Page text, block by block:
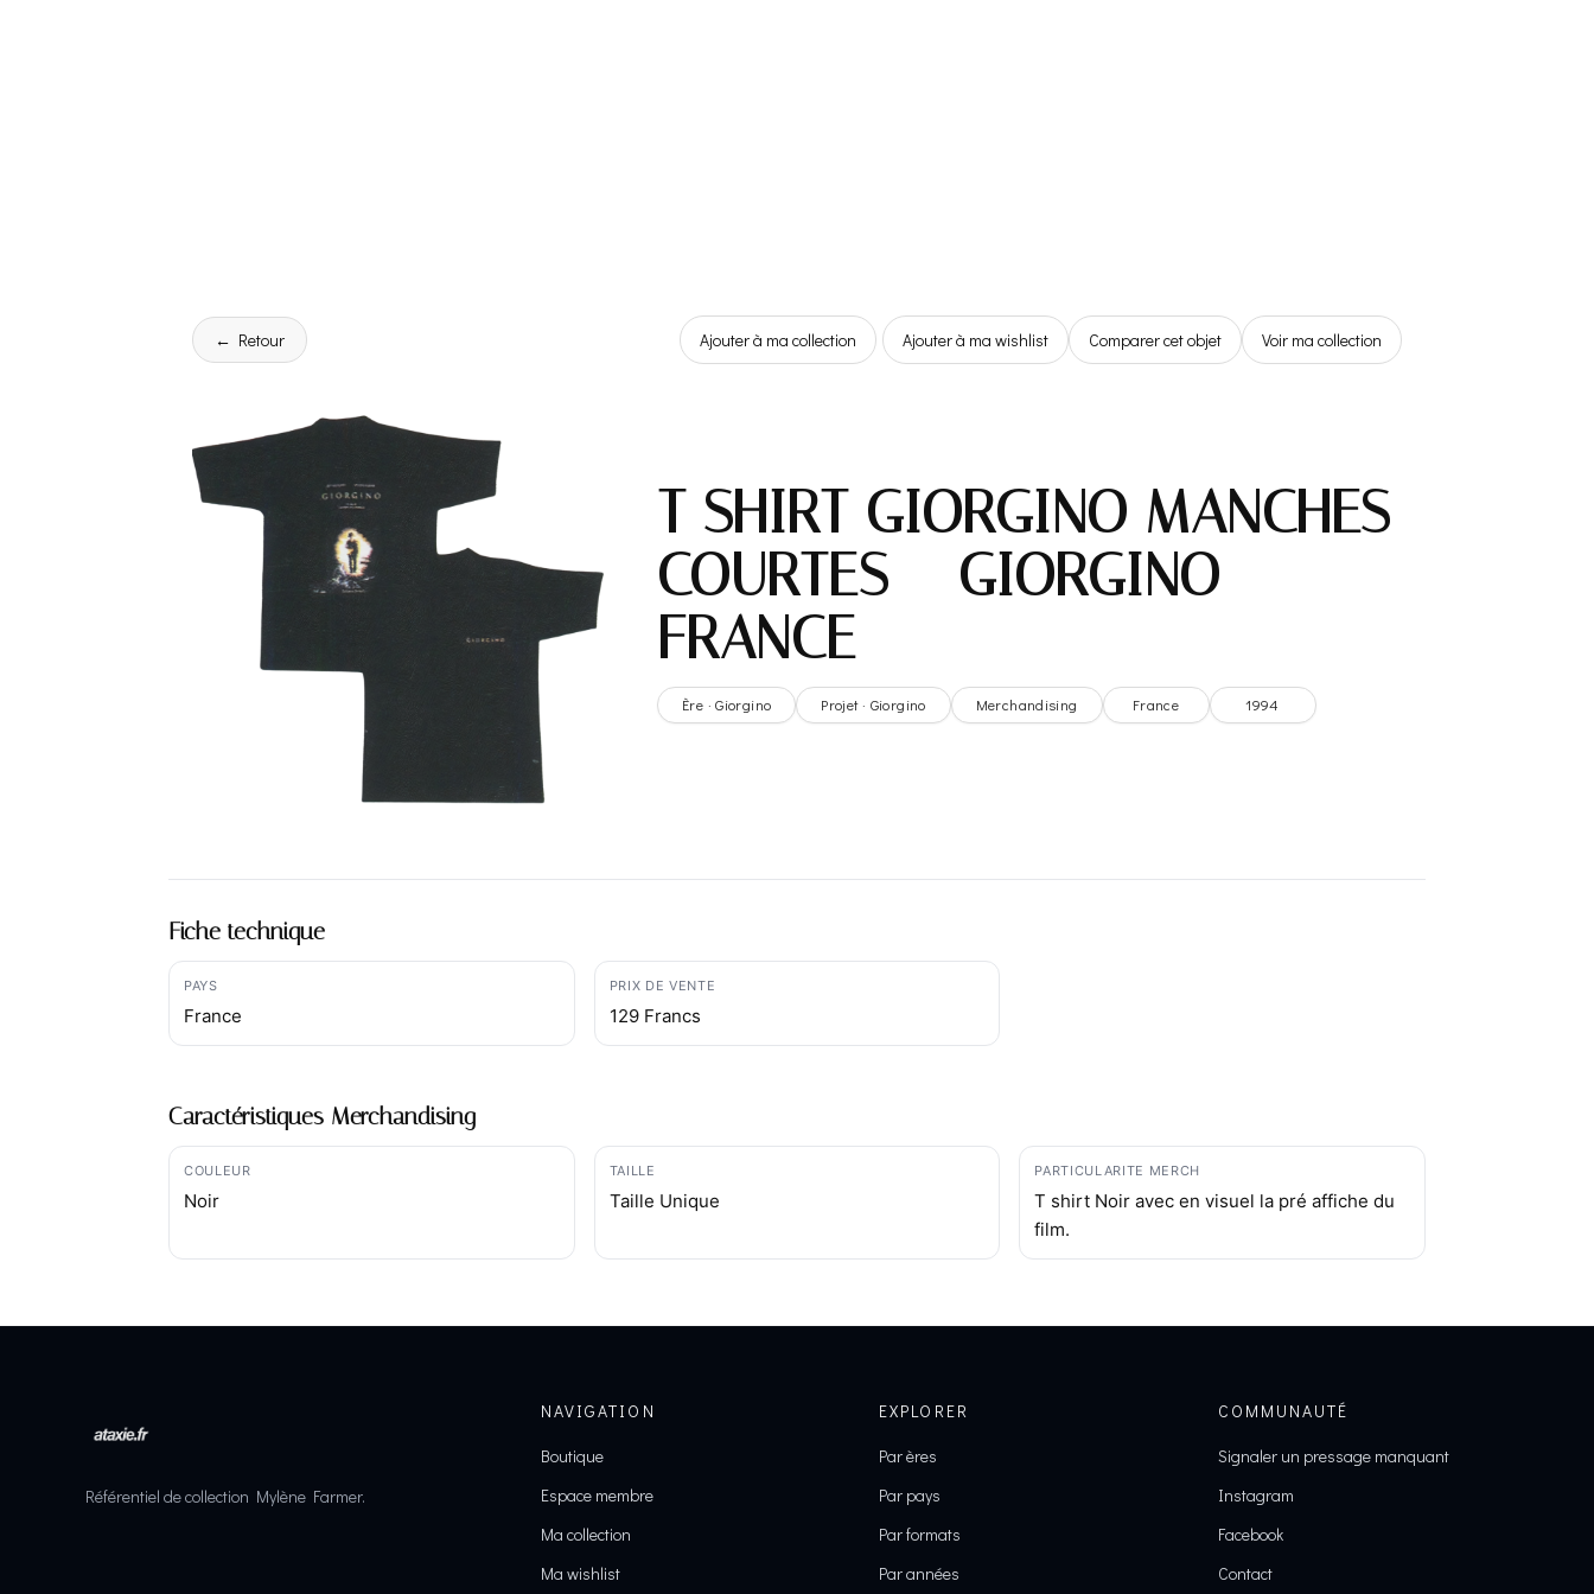
← Retour Ajouter à ma collection Ajouter à ma wishlist Comparer cet objet Voir ma collection
T SHIRT GIORGINO MANCHES
COURTES – GIORGINO –
FRANCE
Ère · Giorgino Projet · Giorgino Merchandising France 1994
Fiche technique
PAYS
France
PRIX DE VENTE
129 Francs
Caractéristiques Merchandising
COULEUR
Noir
TAILLE
Taille Unique
PARTICULARITE MERCH
T shirt Noir avec en visuel la pré affiche du
film.
Référentiel de collection Mylène Farmer.
NAVIGATION
Boutique
Espace membre
Ma collection
Ma wishlist
EXPLORER
Par ères
Par pays
Par formats
Par années
COMMUNAUTÉ
Signaler un pressage manquant
Instagram
Facebook
Contact